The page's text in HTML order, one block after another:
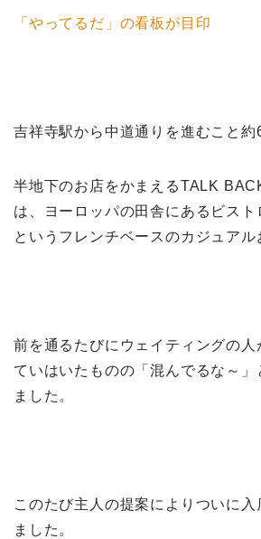
「やってるだ」の看板が目印
吉祥寺駅から中道通りを進むこと約
半地下のお店をかまえるTALK
は、ヨーロッパの田舎にあるビスト
というフレンチベースのカジュアル
前を通るたびにウェイティングの人
ていはいたものの「混んでるな～」
ました。
このたび主人の提案によりついに入
ました。